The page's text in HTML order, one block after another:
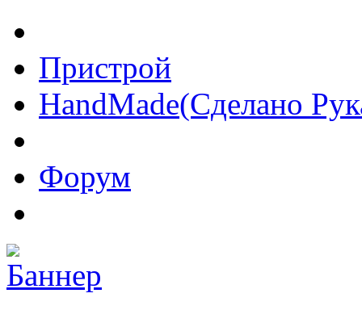
Пристрой
HandMade(Сделано
Форум